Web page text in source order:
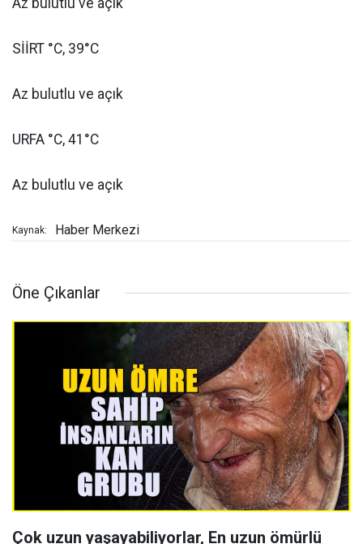
Az bulutlu ve açık
SİİRT °C, 39°C
Az bulutlu ve açık
URFA °C, 41°C
Az bulutlu ve açık
Kaynak: Haber Merkezi
Öne Çıkanlar
Çok uzun yaşayabiliyorlar, En uzun ömürlü